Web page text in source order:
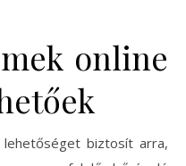
online
lehetőséget biztosít arra,